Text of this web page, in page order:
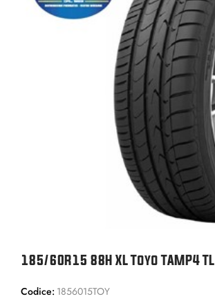
185/60R15 88H XL Toyo TAMP4 TL
Codice: 1856015TOY